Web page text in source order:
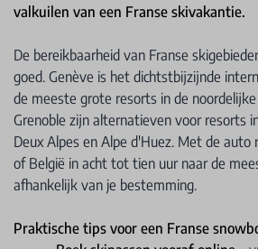
valkuilen van een Franse skivakantie.
De bereikbaarheid van Franse
goed. Genève is het dichtstbijzijnde
de meeste grote resorts in de
Grenoble zijn alternatieven voor resorts
Deux Alpes en Alpe d'Huez. Met de auto
of België in acht tot tien uur naar de
afhankelijk van je bestemming.
Praktische tips voor een Franse